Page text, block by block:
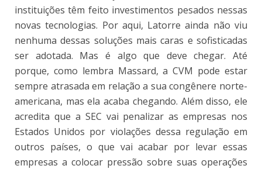
instituições têm feito investimentos pesados nessas
novas tecnologias. Por aqui, Latorre ainda não viu
nenhuma dessas soluções mais caras e sofisticadas
ser adotada. Mas é algo que deve chegar. Até
porque, como lembra Massard, a CVM pode estar
sempre atrasada em relação a sua congênere norte-
americana, mas ela acaba chegando. Além disso, ele
acredita que a SEC vai penalizar as empresas nos
Estados Unidos por violações dessa regulação em
outros países, o que vai acabar por levar essas
empresas a colocar pressão sobre suas operações